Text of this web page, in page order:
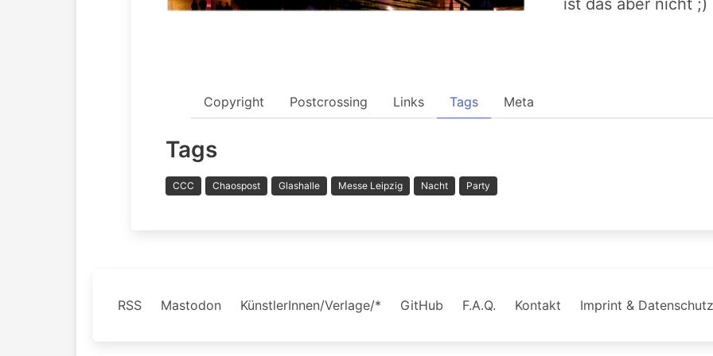
ist das aber nicht ;)
Copyright Postcrossing Links Tags Meta
Tags
CCC Chaospost Glashalle Messe Leipzig Nacht Party
RSS Mastodon KünstlerInnen/Verlage/* GitHub F.A.Q. Kontakt Imprint & Datenschutz